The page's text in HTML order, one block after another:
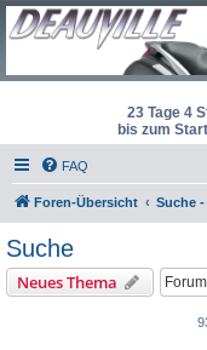
23 Tage 4
bis zum
FAQ
Foren-Übersicht Suche
Suche
Neues Thema